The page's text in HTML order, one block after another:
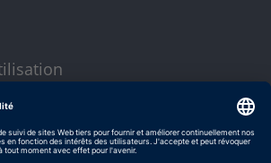
et conditions générales